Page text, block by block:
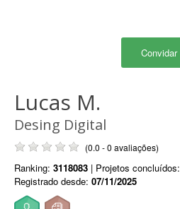
Convidar
Lucas M.
Desing Digital
(0.0 - 0 avaliações)
Ranking: 3118083 | Projetos concluídos:
Registrado desde: 07/11/2025